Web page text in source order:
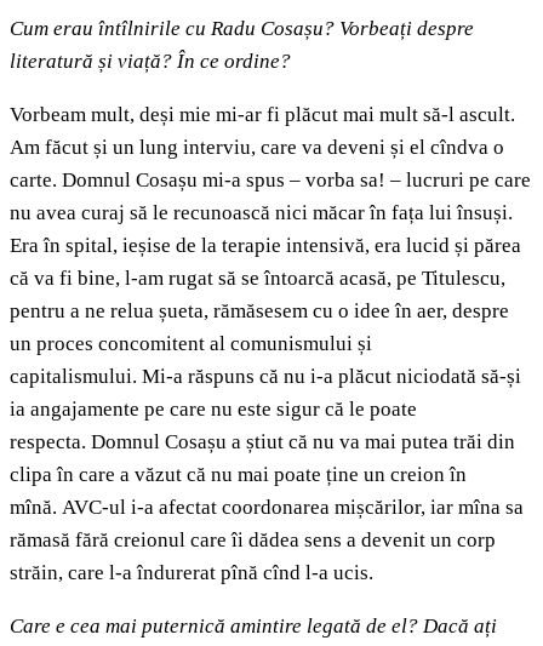
Cum erau întîlnirile cu Radu Cosașu? Vorbeați despre
literatură și viață? În ce ordine?
Vorbeam mult, deși mie mi-ar fi plăcut mai mult să-l ascult.
Am făcut și un lung interviu, care va deveni și el cîndva o
carte. Domnul Cosașu mi-a spus – vorba sa! – lucruri pe care
nu avea curaj să le recunoască nici măcar în fața lui însuși.
Era în spital, ieșise de la terapie intensivă, era lucid și părea
că va fi bine, l-am rugat să se întoarcă acasă, pe Titulescu,
pentru a ne relua șueta, rămăsesem cu o idee în aer, despre
un proces concomitent al comunismului și
capitalismului. Mi-a răspuns că nu i-a plăcut niciodată să-și
ia angajamente pe care nu este sigur că le poate
respecta. Domnul Cosașu a știut că nu va mai putea trăi din
clipa în care a văzut că nu mai poate ține un creion în
mînă. AVC-ul i-a afectat coordonarea mișcărilor, iar mîna sa
rămasă fără creionul care îi dădea sens a devenit un corp
străin, care l-a îndurerat pînă cînd l-a ucis.
Care e cea mai puternică amintire legată de el? Dacă ați